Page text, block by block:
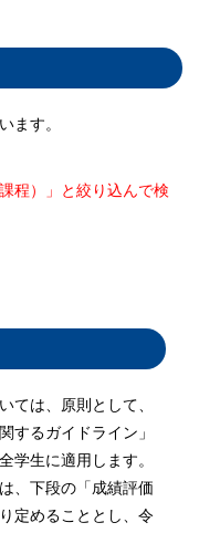
ます。
程）」と絞り込んで検
ては、原則として、
するガイドライン」
学生に適用します。
、下段の「成績評価
定めることとし、令